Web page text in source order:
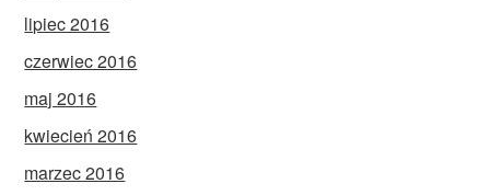
lipiec 2016
czerwiec 2016
maj 2016
kwiecień 2016
marzec 2016